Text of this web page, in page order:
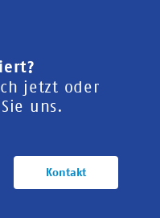
jetzt oder
uns.
Kontakt